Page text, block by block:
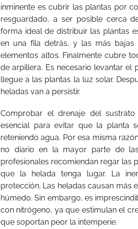
inminente es cubrir las plantas por
resguardado, a ser posible cerca
forma ideal de distribuir las plantas
en una fila detrás, y las más
elementos altos. Finalmente cubre
de arpillera. Es necesario levantar
llegue a las plantas la luz solar.
heladas van a persistir.
Comprobar el drenaje del
esencial para evitar que la planta
reteniendo agua. Por esa misma
no diario en la mayor parte de
profesionales recomiendan regar las
que la helada tenga lugar. La
protección. Las heladas causan más
húmedo. Sin embargo, es
con nitrógeno, ya que estimulan el
que soportan peor la intemperie.